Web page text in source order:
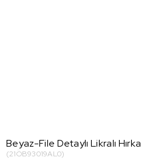
Beyaz-File Detaylı Likralı Hırka
(21ÖB93019AL0)